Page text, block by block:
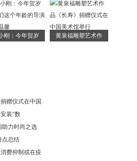
刚：今年贺岁 黄泉福雕塑艺术作
赠仪式在中国
装“数
助力时尚之选
点总结
费抑制或在疫